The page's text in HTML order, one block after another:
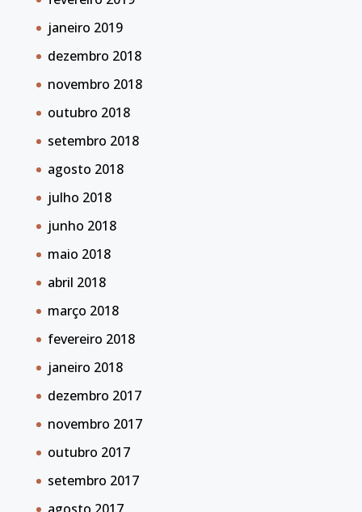
janeiro 2019
dezembro 2018
novembro 2018
outubro 2018
setembro 2018
agosto 2018
julho 2018
junho 2018
maio 2018
abril 2018
março 2018
fevereiro 2018
janeiro 2018
dezembro 2017
novembro 2017
outubro 2017
setembro 2017